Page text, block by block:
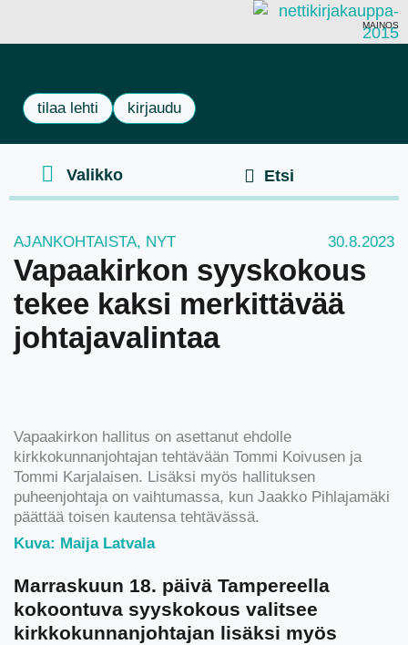
MAINOS
tilaa lehti kirjaudu
AJANKOHTAISTA, NYT 30.8.2023
Vapaakirkon syyskokous
tekee kaksi merkittävää
johtajavalintaa
Vapaakirkon hallitus on asettanut ehdolle
kirkkokunnanjohtajan tehtävään Tommi Koivusen ja
Tommi Karjalaisen. Lisäksi myös hallituksen
puheenjohtaja on vaihtumassa, kun Jaakko Pihlajamäki
päättää toisen kautensa tehtävässä.
Kuva: Maija Latvala
Marraskuun 18. päivä Tampereella
kokoontuva syyskokous valitsee
kirkkokunnanjohtajan lisäksi myös